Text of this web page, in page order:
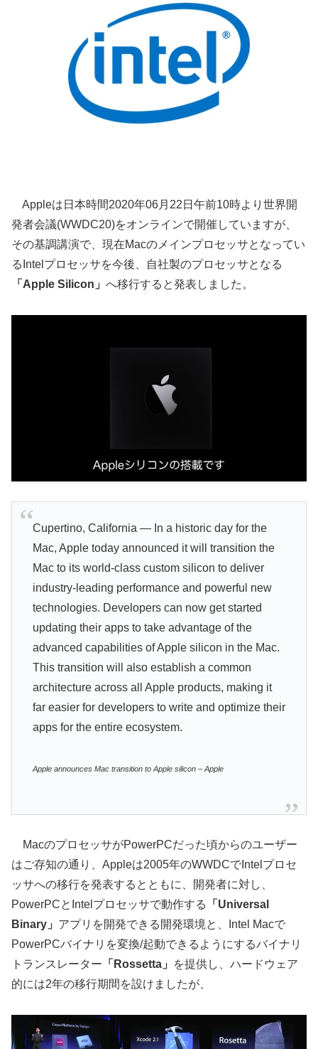
Appleは日本時間2020年06月22日午前10時より世界開
発者会議(WWDC20)をオンラインで開催していますが、
その基調講演で、現在Macのメインプロセッサとなってい
るIntelプロセッサを今後、自社製のプロセッサとなる
「Apple Silicon」 へ移行すると発表しました。
Cupertino, California — In a historic day for the
Mac, Apple today announced it will transition the
Mac to its world-class custom silicon to deliver
industry-leading performance and powerful new
technologies. Developers can now get started
updating their apps to take advantage of the
advanced capabilities of Apple silicon in the Mac.
This transition will also establish a common
architecture across all Apple products, making it
far easier for developers to write and optimize their
apps for the entire ecosystem.
Apple announces Mac transition to Apple silicon – Apple
MacのプロセッサがPowerPCだった頃からのユーザー
はご存知の通り、Appleは2005年のWWDCでIntelプロセ
ッサへの移行を発表するとともに、開発者に対し、
PowerPCとIntelプロセッサで動作する
「Universal
Binary」 アプリを開発できる開発環境と、Intel Macで
PowerPCバイナリを変換/起動できるようにするバイナリ
トランスレーター 「Rossetta」
を提供し、ハードウェア
的には2年の移行期間を設けましたが、